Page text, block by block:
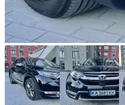
Item
1
of
15